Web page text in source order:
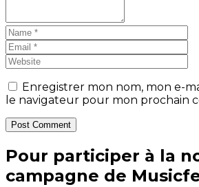
Enregistrer mon nom, mon e-
le navigateur pour mon prochain
Post Comment
Pour participer à la
campagne de